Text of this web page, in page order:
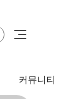
커뮤니티